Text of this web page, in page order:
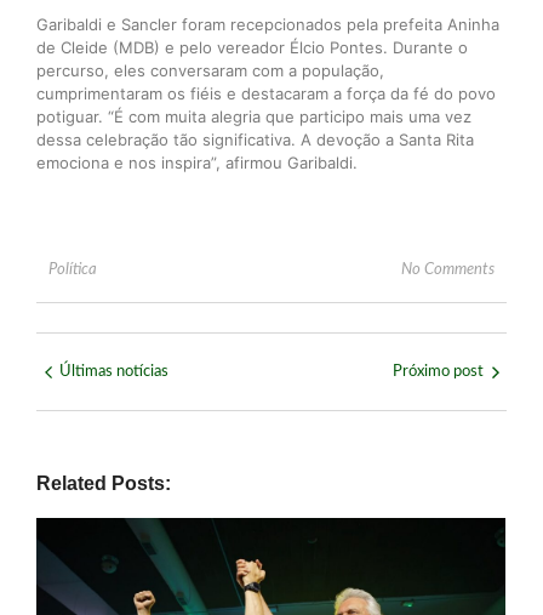
Garibaldi e Sancler foram recepcionados pela prefeita Aninha
de Cleide (MDB) e pelo vereador Élcio Pontes. Durante o
percurso, eles conversaram com a população,
cumprimentaram os fiéis e destacaram a força da fé do povo
potiguar. “É com muita alegria que participo mais uma vez
dessa celebração tão significativa. A devoção a Santa Rita
emociona e nos inspira”, afirmou Garibaldi.
Política No Comments
Últimas notícias Próximo post
Related Posts: